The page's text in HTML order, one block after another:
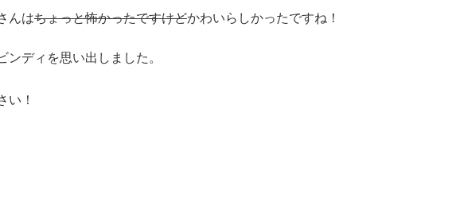
んはちょっと怖かったですけどかわいらしかったですね！
ディを思い出しました。
い！